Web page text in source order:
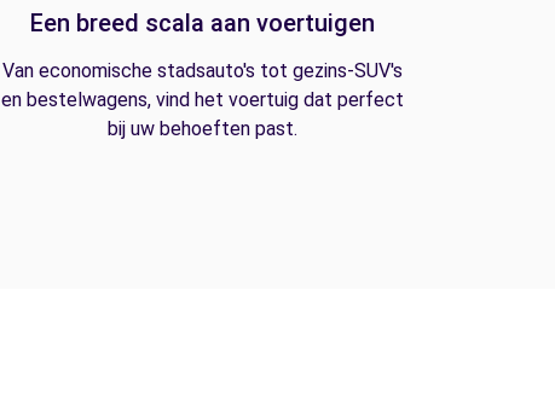
Een breed scala aan voertuigen
Van economische stadsauto's tot gezins-SUV's
en bestelwagens, vind het voertuig dat perfect
bij uw behoeften past.